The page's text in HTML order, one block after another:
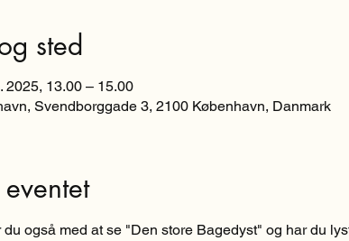
sted
2025, 13.00 – 15.00
Svendborggade 3, 2100 København, Danmark
du også med at se "Den store Bagedyst" og har du